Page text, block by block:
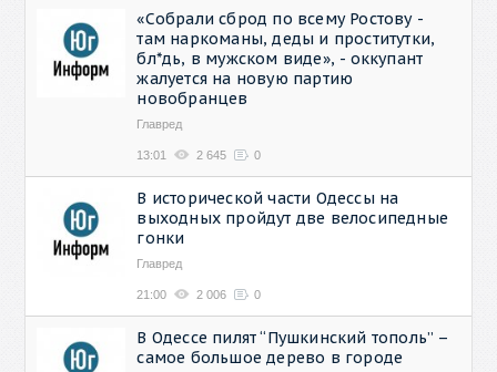
«Собрали сброд по всему Ростову -
там наркоманы, деды и проститутки,
бл*дь, в мужском виде», - оккупант
жалуется на новую партию
новобранцев
Главред
13:01 2 645 0
В исторической части Одессы на
выходных пройдут две велосипедные
гонки
Главред
21:00 2 006 0
В Одессе пилят “Пушкинский тополь” –
самое большое дерево в городе